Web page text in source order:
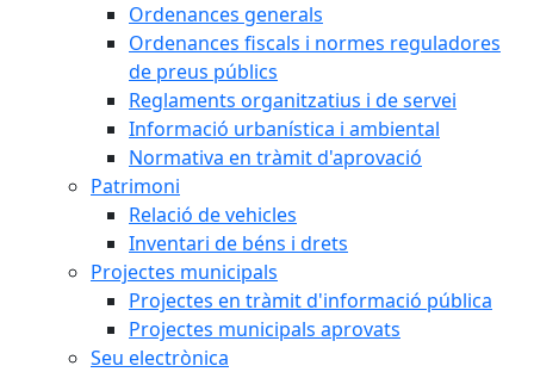
Ordenances generals
Ordenances fiscals i normes reguladores
de preus públics
Reglaments organitzatius i de servei
Informació urbanística i ambiental
Normativa en tràmit d'aprovació
Patrimoni
Relació de vehicles
Inventari de béns i drets
Projectes municipals
Projectes en tràmit d'informació pública
Projectes municipals aprovats
Seu electrònica